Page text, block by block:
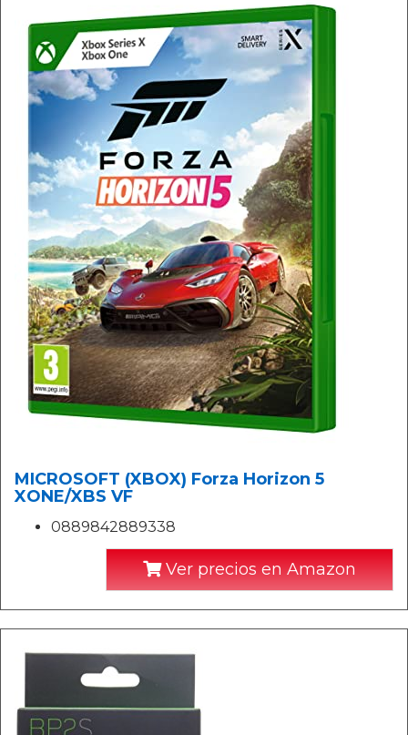
MICROSOFT (XBOX) Forza Horizon 5
XONE/XBS VF
0889842889338
Ver precios en Amazon